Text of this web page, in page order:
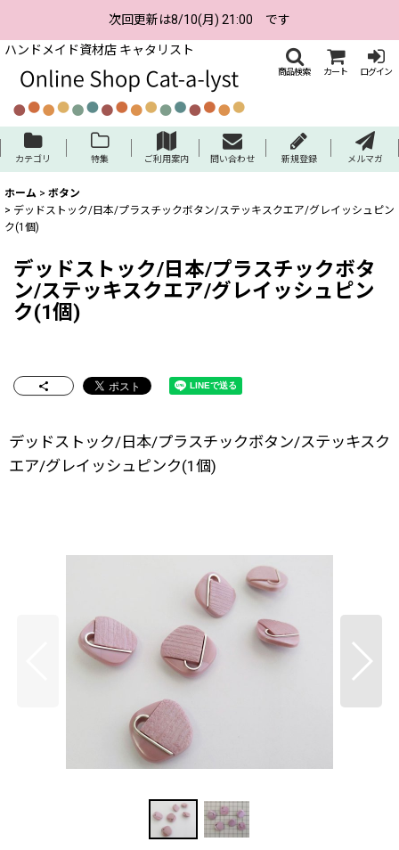
次回更新は8/10(月) 21:00 です
ハンドメイド資材店 キャタリスト
商品検索 カート ログイン
カテゴリ 特集 ご利用案内 問い合わせ 新規登録 メルマガ
ホーム > ボタン
> デッドストック/日本/プラスチックボタン/ステッキスクエア/グレイッシュピン
ク(1個)
デッドストック/日本/プラスチックボタ
ン/ステッキスクエア/グレイッシュピン
ク(1個)
デッドストック/日本/プラスチックボタン/ステッキスク
エア/グレイッシュピンク(1個)